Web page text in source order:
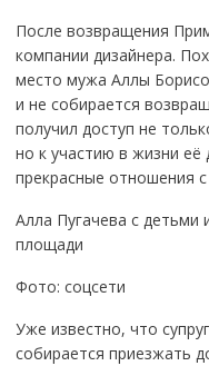
После возвращения
компании дизайнера.
место мужа Аллы
и не собирается
получил доступ не
но к участию в жизни её
прекрасные отношения
Алла Пугачева с
площади
Фото: соцсети
Уже известно, что
собирается приезжать